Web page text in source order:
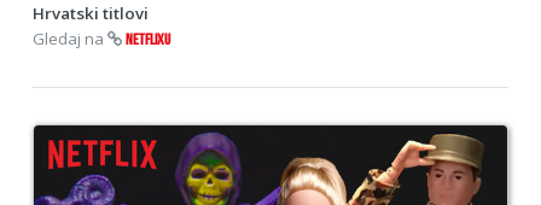
Hrvatski titlovi
Gledaj na
NETFLIXU